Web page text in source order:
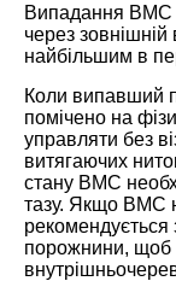
Випадання ВМС
через
найбільшим в
Коли випавший
помічено на
управляти без
витягаючих
стану ВМС
тазу. Якщо ВМС
рекомендується
порожнини, щоб